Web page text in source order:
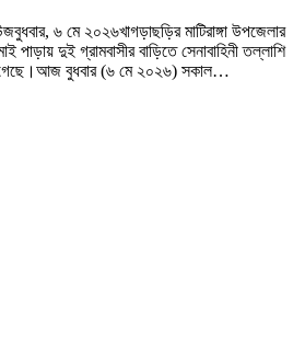
৬ মে ২০২৬‎খাগড়াছড়ির মাটিরাঙ্গা উপজেলার
পাড়ায় দুই গ্রামবাসীর বাড়িতে সেনাবাহিনী তল্লাশি
গেছে।‎আজ বুধবার (৬ মে ২০২৬) সকাল…